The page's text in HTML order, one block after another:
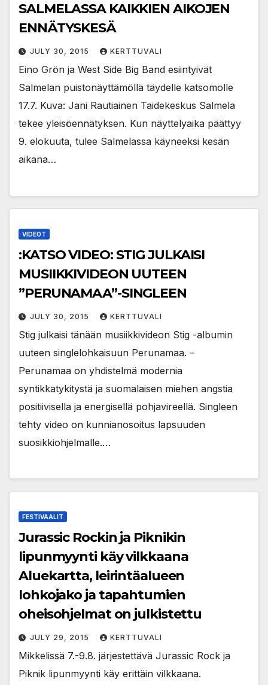
SALMELASSA KAIKKIEN AIKOJEN
ENNÄTYSKESÄ
JULY 30, 2015 KERTTUVALI
Eino Grön ja West Side Big Band esiintyivät
Salmelan puistonäyttämöllä täydelle katsomolle
17.7. Kuva: Jani Rautiainen Taidekeskus Salmela
tekee yleisöennätyksen. Kun näyttelyaika päättyy
9. elokuuta, tulee Salmelassa käyneeksi kesän
aikana…
VIDEOT
:KATSO VIDEO: STIG JULKAISI
MUSIIKKIVIDEON UUTEEN
”PERUNAMAA”-SINGLEEN
JULY 30, 2015 KERTTUVALI
Stig julkaisi tänään musiikkivideon Stig -albumin
uuteen singlelohkaisuun Perunamaa. –
Perunamaa on yhdistelmä modernia
syntikkatykitystä ja suomalaisen miehen angstia
positiivisella ja energisellä pohjavireellä. Singleen
tehty video on kunnianosoitus lapsuuden
suosikkiohjelmalle.…
FESTIVAALIT
Jurassic Rockin ja Piknikin
lipunmyynti käy vilkkaana
Aluekartta, leirintäalueen
lohkojako ja tapahtumien
oheisohjelmat on julkistettu
JULY 29, 2015 KERTTUVALI
Mikkelissä 7.-9.8. järjestettävä Jurassic Rock ja
Piknik lipunmyynti käy erittäin vilkkaana.